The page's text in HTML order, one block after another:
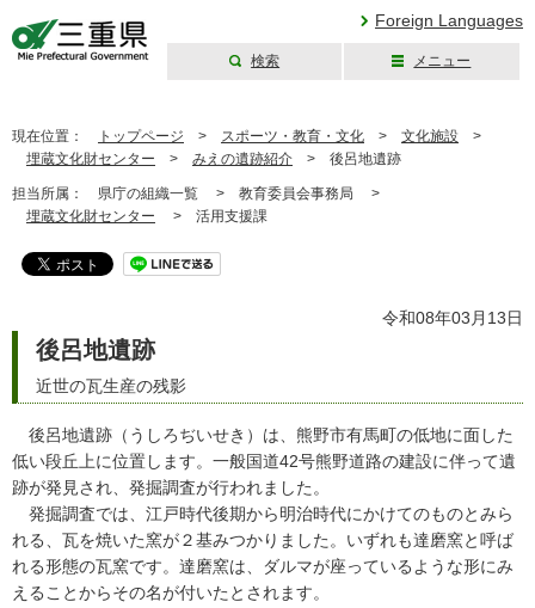
Foreign Languages
検索 メニュー
現在位置： トップページ > スポーツ・教育・文化 > 文化施設 >
埋蔵文化財センター > みえの遺跡紹介 > 後呂地遺跡
担当所属： 県庁の組織一覧 > 教育委員会事務局 >
埋蔵文化財センター > 活用支援課
令和08年03月13日
後呂地遺跡
近世の瓦生産の残影
後呂地遺跡（うしろぢいせき）は、熊野市有馬町の低地に面した
低い段丘上に位置します。一般国道42号熊野道路の建設に伴って遺
跡が発見され、発掘調査が行われました。
発掘調査では、江戸時代後期から明治時代にかけてのものとみら
れる、瓦を焼いた窯が２基みつかりました。いずれも達磨窯と呼ば
れる形態の瓦窯です。達磨窯は、ダルマが座っているような形にみ
えることからその名が付いたとされます。